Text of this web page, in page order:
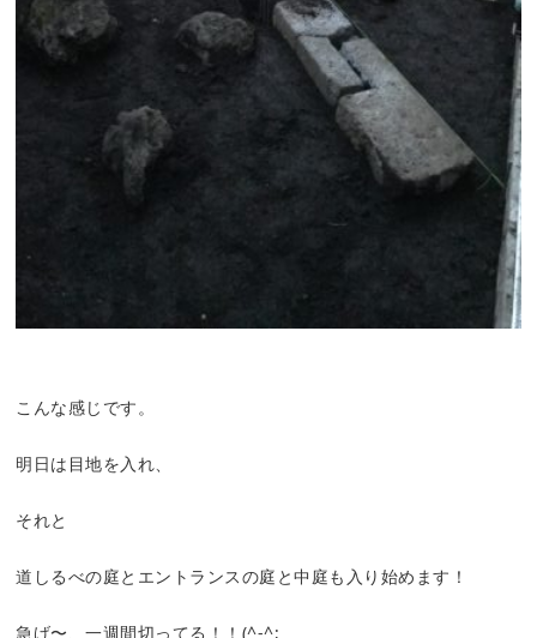
こんな感じです。
明日は目地を入れ、
それと
道しるべの庭とエントランスの庭と中庭も入り始めます！
急げ〜、一週間切ってる！！(^-^;